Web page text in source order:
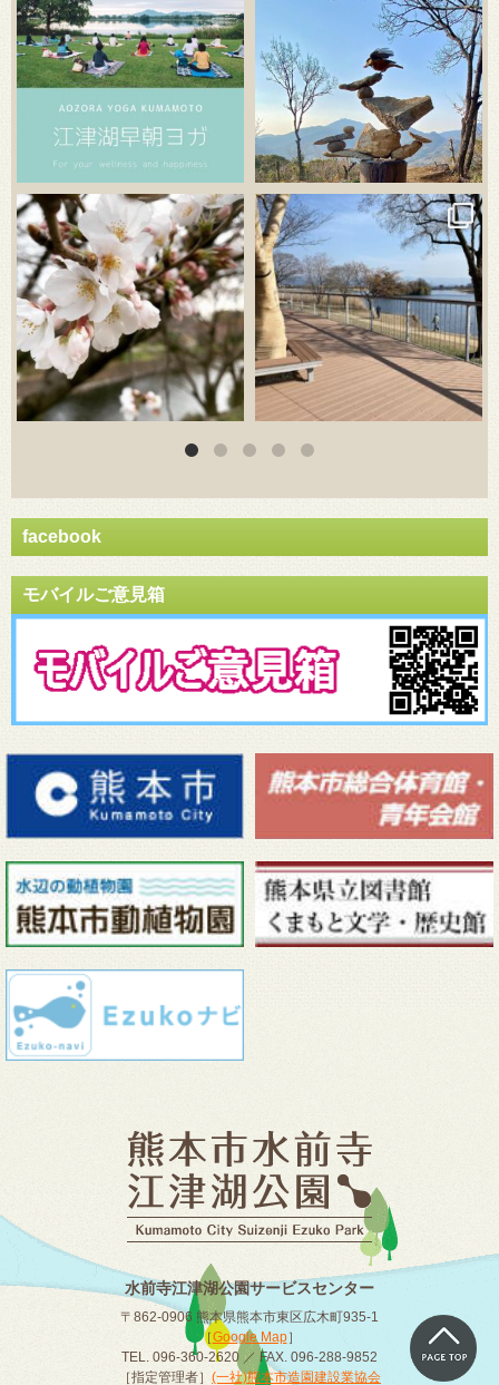
3月 20 3月 18
facebook
モバイルご意見箱
水前寺江津湖公園サービスセンター
〒862-0906 熊本県熊本市東区広木町935-1
［Google Map］
TEL. 096-360-2620 ／ FAX. 096-288-9852
［指定管理者］ (一社)熊本市造園建設業協会